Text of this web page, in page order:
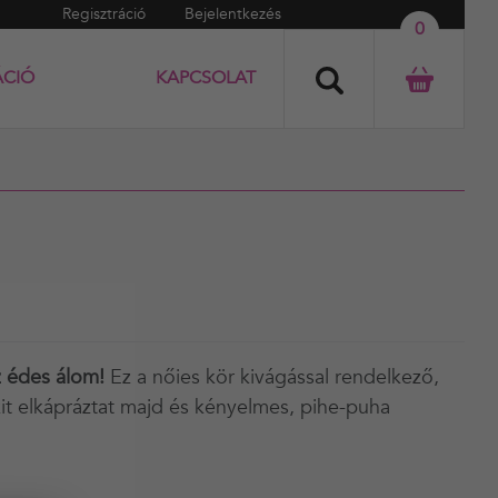
Regisztráció Bejelentkezés
0
KAPCSOLAT
álom! Ez a nőies kör kivágással rendelkező,
majd és kényelmes, pihe-puha